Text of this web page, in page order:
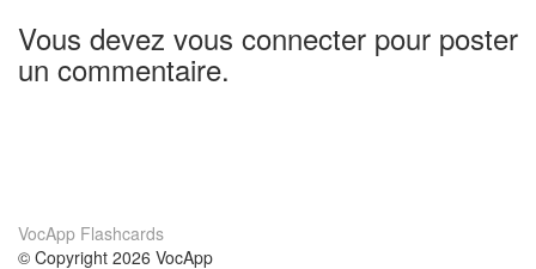
Vous devez vous connecter pour poster
un commentaire.
VocApp Flashcards
© Copyright 2026 VocApp